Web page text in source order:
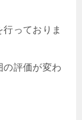
っておりま
の評価が変わ